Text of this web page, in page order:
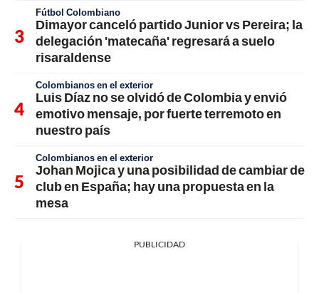
Fútbol Colombiano
Dimayor canceló partido Junior vs Pereira; la
delegación 'matecaña' regresará a suelo
risaraldense
Colombianos en el exterior
Luis Díaz no se olvidó de Colombia y envió
emotivo mensaje, por fuerte terremoto en
nuestro país
Colombianos en el exterior
Johan Mojica y una posibilidad de cambiar de
club en España; hay una propuesta en la
mesa
PUBLICIDAD